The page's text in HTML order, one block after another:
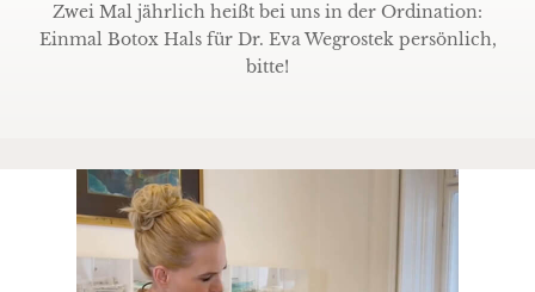
Zwei Mal jährlich heißt bei uns in der Ordination:
Einmal Botox Hals für Dr. Eva Wegrostek persönlich,
bitte!